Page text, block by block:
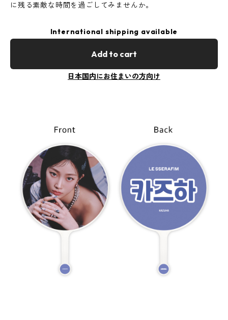
に残る素敵な時間を過ごしてみませんか。
International shipping available
Add to cart
日本国内にお住まいの方向け